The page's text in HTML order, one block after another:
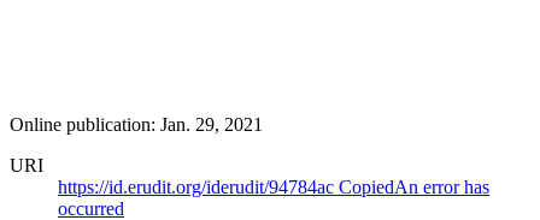
Online publication: Jan. 29, 2021
URI
https://id.erudit.org/iderudit/94784ac CopiedAn error has
occurred